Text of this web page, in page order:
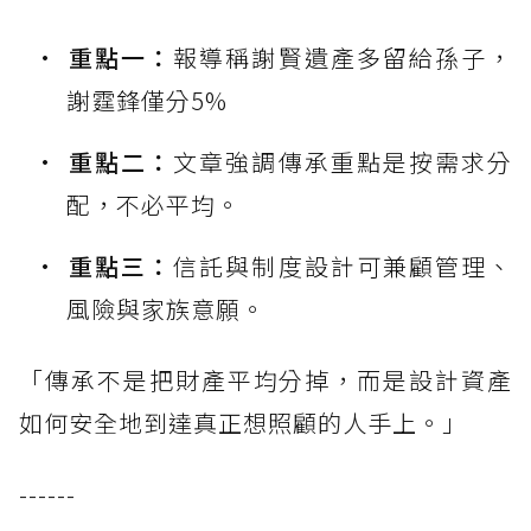
重點一： 報導稱謝賢遺產多留給孫子，
謝霆鋒僅分5%
重點二： 文章強調傳承重點是按需求分
配，不必平均。
重點三：信託與制度設計可兼顧管理、
風險與家族意願。
「傳承不是把財產平均分掉，而是設計資產
如何安全地到達真正想照顧的人手上。」
------